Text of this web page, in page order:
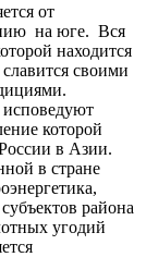
от
на юге. Вся
находится
своими
которой
в Азии.
в стране
района
угодий